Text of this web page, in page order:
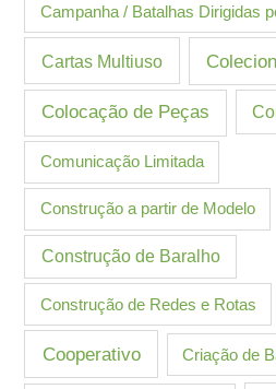
Campanha / Batalhas Dirigidas
Cartas Multiuso
Colocação de Peças
Comunicação Limitada
Construção a partir de Modelo
Construção de Baralho
Construção de Redes e Rotas
Cooperativo Criação de